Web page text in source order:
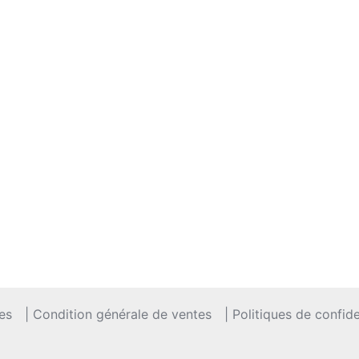
| Condition générale de ventes | Politiques de